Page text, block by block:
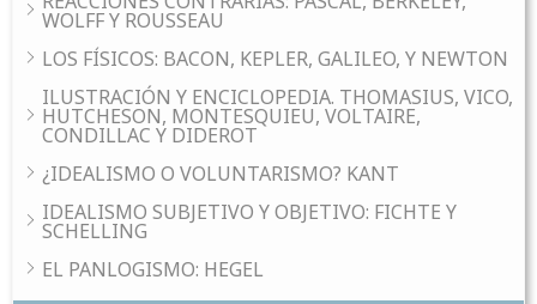
WOLFF Y ROUSSEAU
LOS FÍSICOS: BACON, KEPLER, GALILEO, Y NEWTON
ILUSTRACIÓN Y ENCICLOPEDIA. THOMASIUS, VICO,
HUTCHESON, MONTESQUIEU, VOLTAIRE,
CONDILLAC Y DIDEROT
¿IDEALISMO O VOLUNTARISMO? KANT
IDEALISMO SUBJETIVO Y OBJETIVO: FICHTE Y
SCHELLING
EL PANLOGISMO: HEGEL